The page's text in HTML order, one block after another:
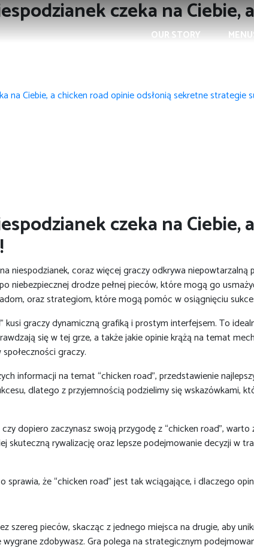
OUR STORY
czeka na
na Ciebie, a chicken road opinie odsłonią sekretne strategie
czeka na
niespodzianek, coraz więcej graczy odkrywa
niebezpiecznej drodze pełnej pieców, które mogą go
oraz strategiom, które mogą pomóc w osiągnięciu
graczy dynamiczną grafiką i prostym interfejsem. To
się w tej grze, a także jakie opinie krążą na temat
graczy.
informacji na temat “chicken road”, przedstawienie
dlatego z przyjemnością podzielimy się wskazówkami,
dopiero zaczynasz swoją przygodę z “chicken road”,
skuteczną rywalizację oraz lepsze podejmowanie decyzji w
że “chicken road” jest tak wciągające, i dlaczego
szereg pieców, skacząc z jednego miejsca na drugie, aby
zdobywasz. Gra polega na strategicznym